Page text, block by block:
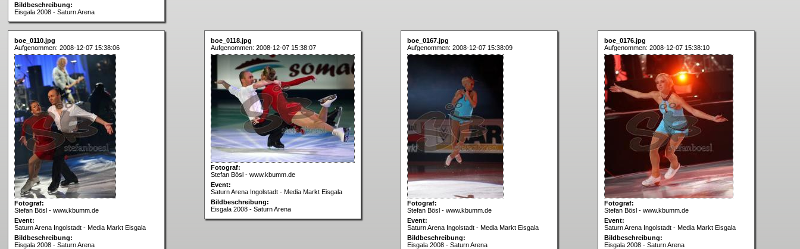
Bildbeschreibung:
Eisgala 2008 - Saturn Arena
boe_0110.jpg
Aufgenommen: 2008-12-07 15:38:06
Fotograf:
Stefan Bösl - www.kbumm.de
Event:
Saturn Arena Ingolstadt - Media Markt Eisgala
Bildbeschreibung:
Eisgala 2008 - Saturn Arena
boe_0118.jpg
Aufgenommen: 2008-12-07 15:38:07
Fotograf:
Stefan Bösl - www.kbumm.de
Event:
Saturn Arena Ingolstadt - Media Markt Eisgala
Bildbeschreibung:
Eisgala 2008 - Saturn Arena
boe_0167.jpg
Aufgenommen: 2008-12-07 15:38:09
Fotograf:
Stefan Bösl - www.kbumm.de
Event:
Saturn Arena Ingolstadt - Media Markt Eisgala
Bildbeschreibung:
Eisgala 2008 - Saturn Arena
boe_0176.jpg
Aufgenommen: 2008-12-07 15:38:10
Fotograf:
Stefan Bösl - www.kbumm.de
Event:
Saturn Arena Ingolstadt - Media Markt Eisgala
Bildbeschreibung:
Eisgala 2008 - Saturn Arena